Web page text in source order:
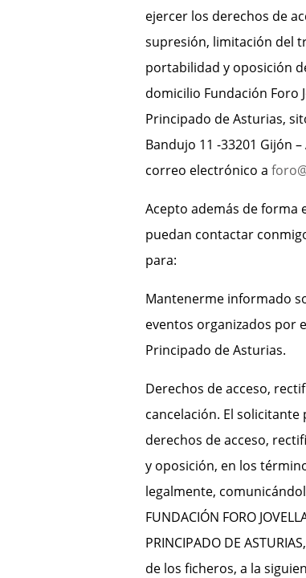
ejercer los derechos de
supresión, limitación del
portabilidad y oposición
domicilio Fundación Foro
Principado de Asturias,
Bandujo 11 -33201 Gijón
correo electrónico a
Acepto además de forma
puedan contactar
para:
Mantenerme informado
eventos organizados por
Principado de Asturias.
Derechos de acceso,
cancelación. El
derechos de acceso,
y oposición, en los
legalmente,
FUNDACIÓN FORO
PRINCIPADO DE
de los ficheros, a la